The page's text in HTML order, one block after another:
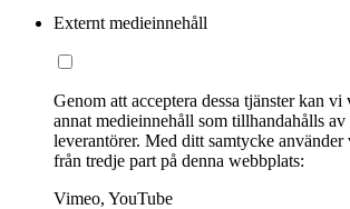
Externt medieinnehåll
Genom att acceptera dessa tjänster kan
annat medieinnehåll som tillhandahålls av
leverantörer. Med ditt samtycke
från tredje part på denna webbplats:
Vimeo, YouTube